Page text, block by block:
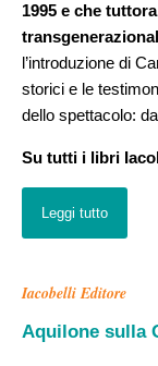
1995 e che
l’introduzione di
storici e le
dello spettacolo:
Su tutti i libri
Leggi tutto
Iacobelli Editore
Aquilone sulla